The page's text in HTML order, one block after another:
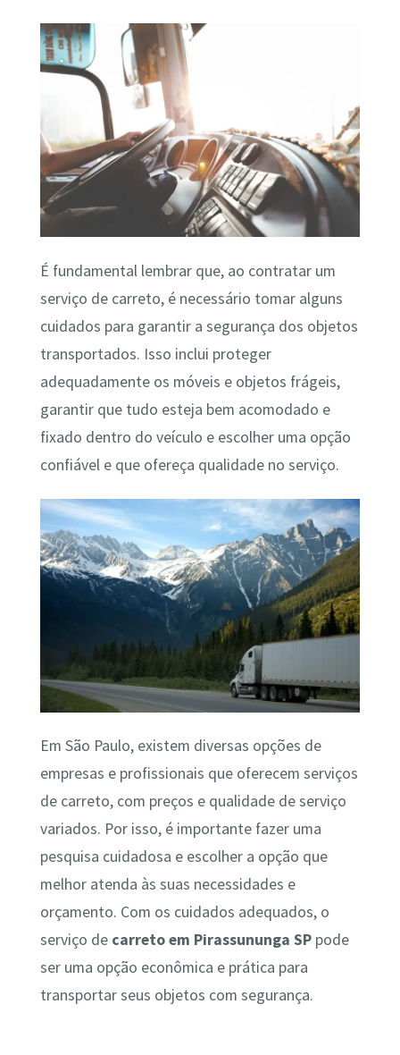
É fundamental lembrar que, ao contratar um
serviço de carreto, é necessário tomar alguns
cuidados para garantir a segurança dos objetos
transportados. Isso inclui proteger
adequadamente os móveis e objetos frágeis,
garantir que tudo esteja bem acomodado e
fixado dentro do veículo e escolher uma opção
confiável e que ofereça qualidade no serviço.
Em São Paulo, existem diversas opções de
empresas e profissionais que oferecem serviços
de carreto, com preços e qualidade de serviço
variados. Por isso, é importante fazer uma
pesquisa cuidadosa e escolher a opção que
melhor atenda às suas necessidades e
orçamento. Com os cuidados adequados, o
serviço de carreto em Pirassununga SPpode
ser uma opção econômica e prática para
transportar seus objetos com segurança.